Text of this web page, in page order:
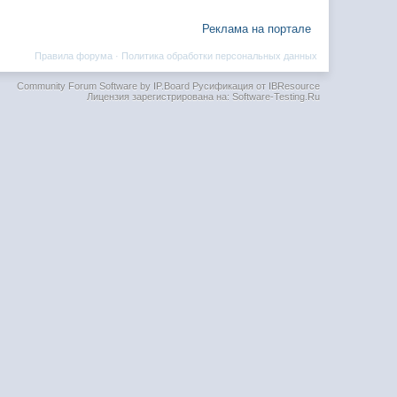
Реклама на портале
Политика обработки персональных данных
Правила форума ·
Community Forum Software by IP.BoardРусификация от IBResource
Лицензия зарегистрирована на: Software-Testing.Ru